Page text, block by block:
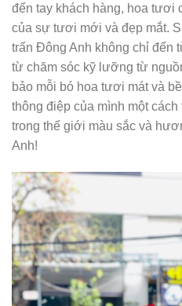
đến tay khách hàng, hoa tươi
của sự tươi mới và đẹp mắt.
trấn Đông Anh không chỉ đến
từ chăm sóc kỹ lưỡng từ
bảo mỗi bó hoa tươi mát và
thông điệp của mình một
trong thế giới màu sắc và
Anh!